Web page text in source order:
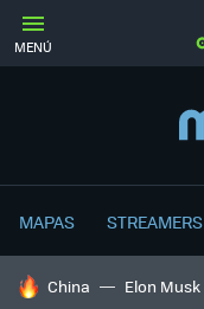
MENÚ
MAPAS STREAMERS
HOY SE HABLA DE
China Elon Musk